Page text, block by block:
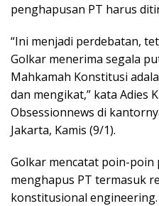
penghapusan PT harus
“Ini menjadi perdebatan,
Golkar menerima segala
Mahkamah Konstitusi
dan mengikat,” kata Adies
Obsessionnews di
Jakarta, Kamis (9/1).
Golkar mencatat poin-
menghapus PT termasuk
konstitusional